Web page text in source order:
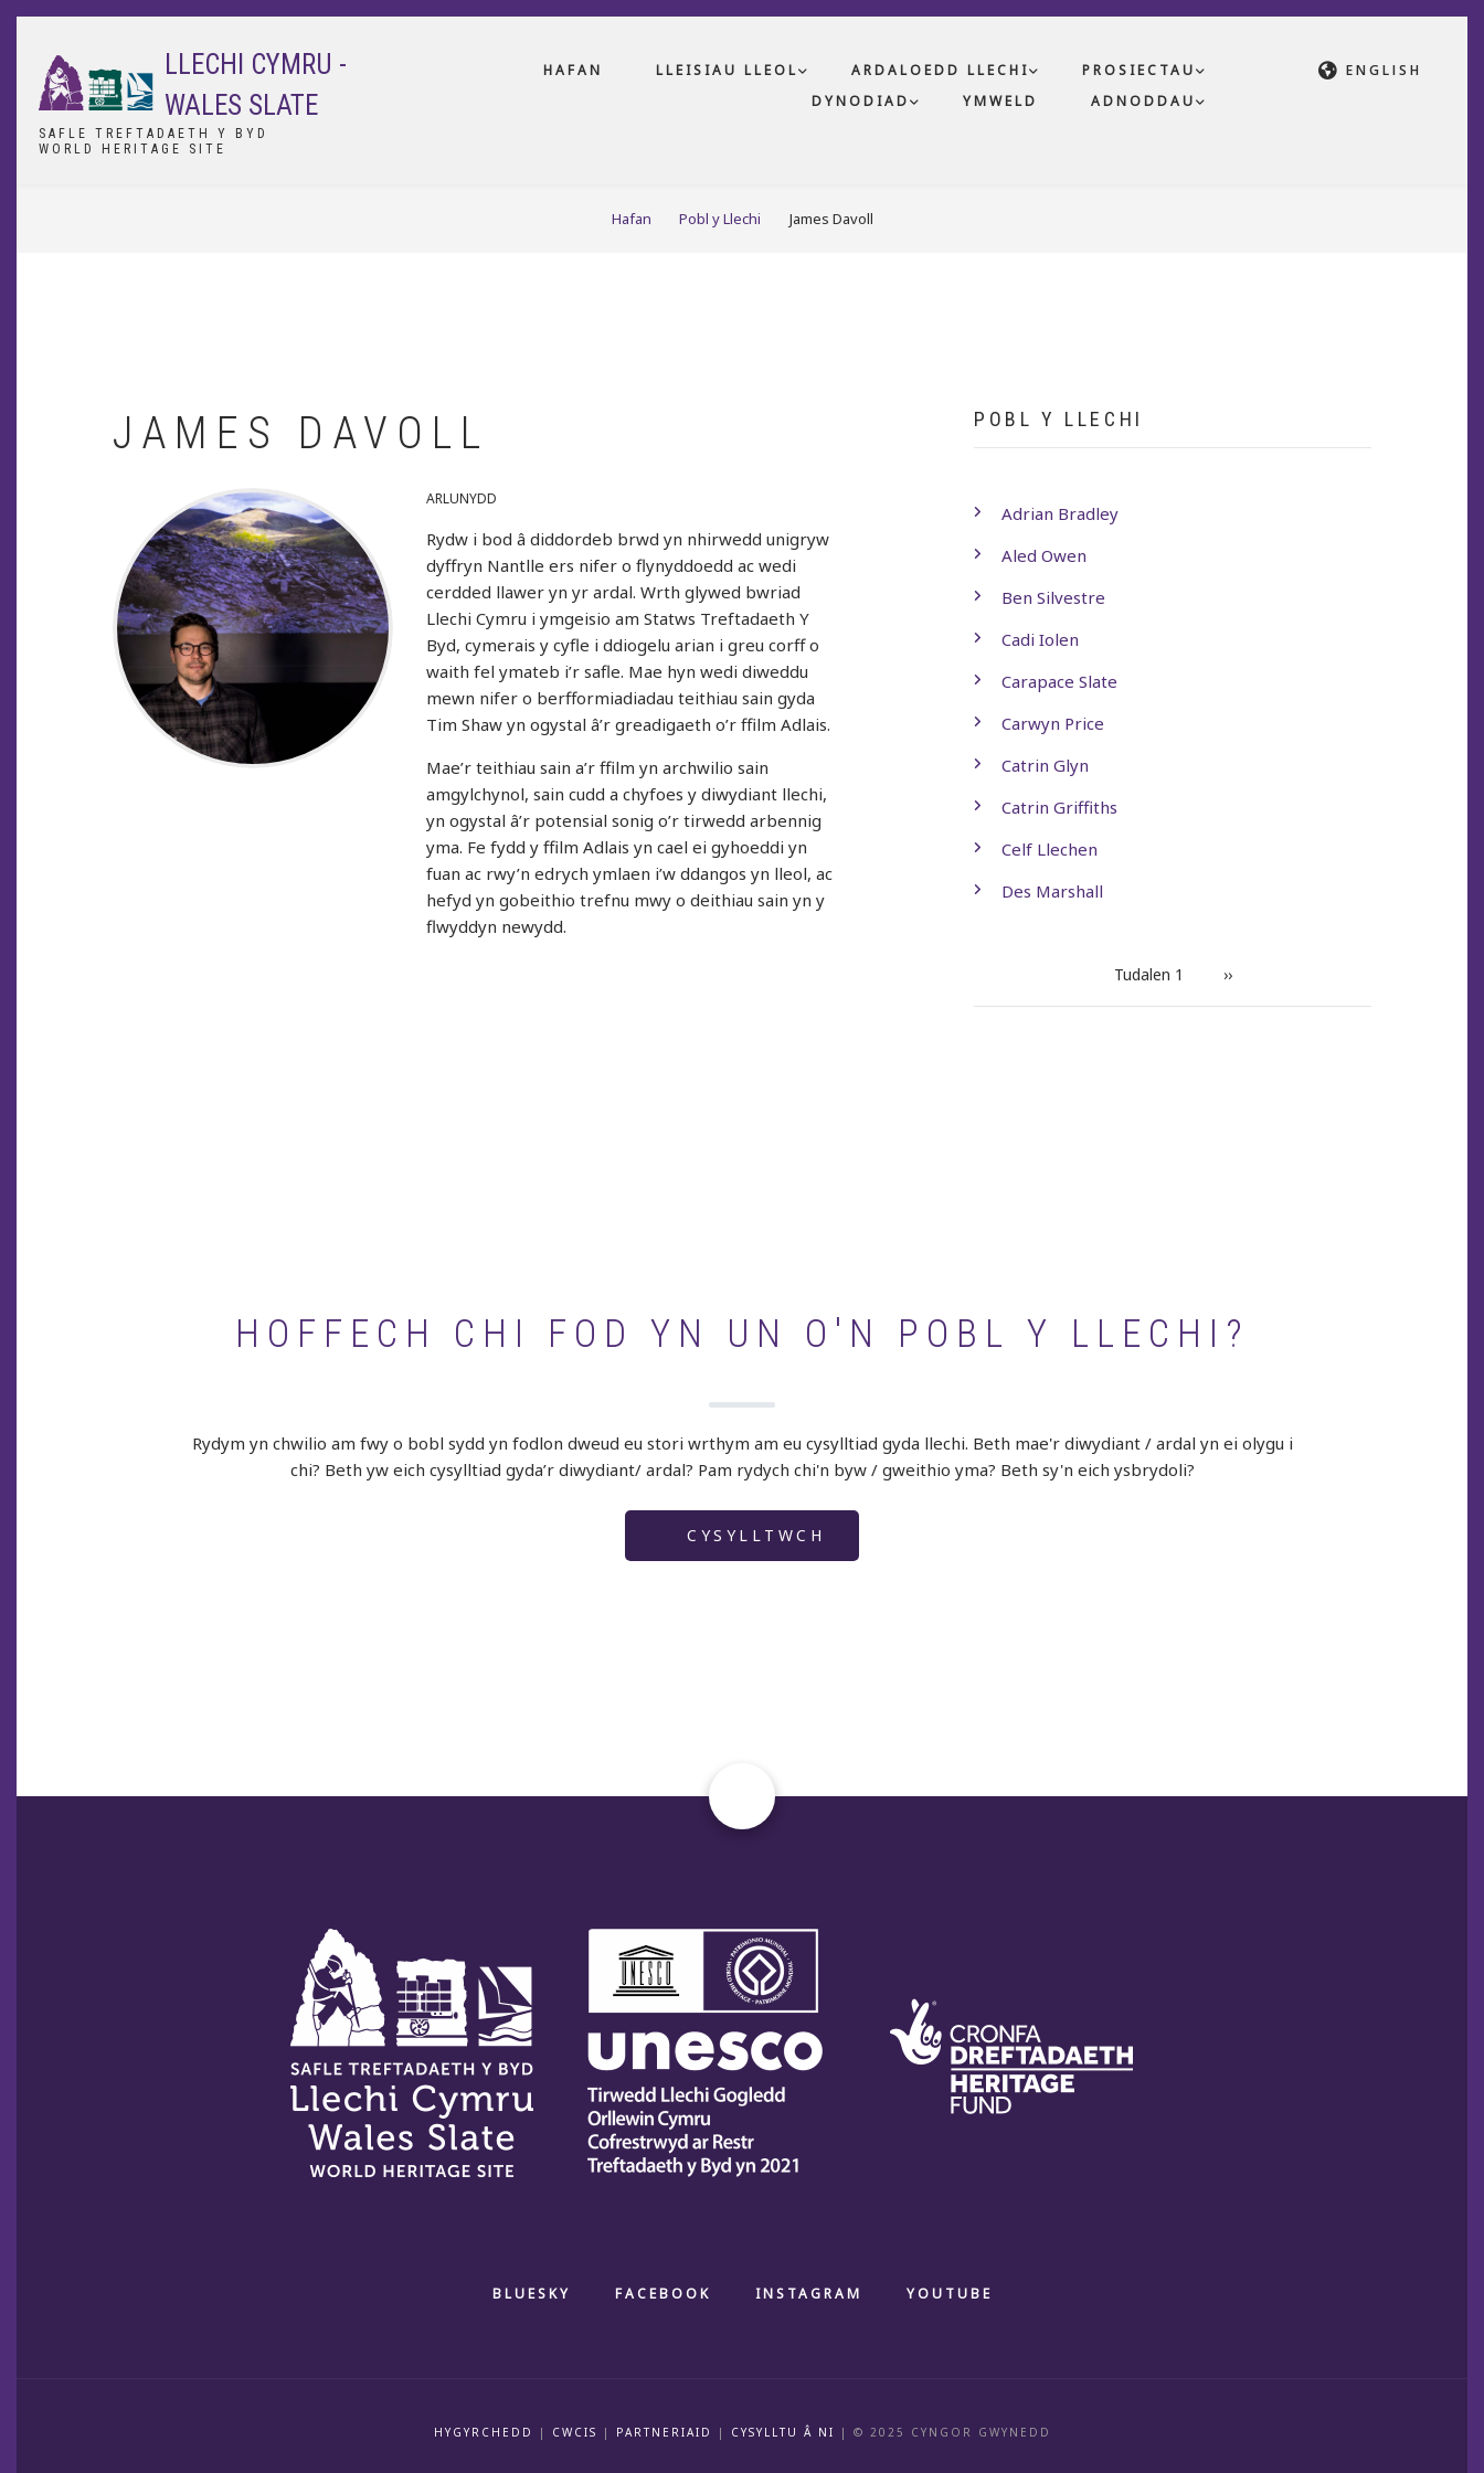
Skip
content
ENGLISH
LLECHI CYMRU -
WALES SLATE
SAFLE TREFTADAETH Y BYD
WORLD HERITAGE SITE
HAFAN LLEISIAU LLEOL ARDALOEDD LLECHI
PROSIECTAU
DYNODIAD
YMWELD ADNODDAU
Hafan Pobl y Llechi James Davoll
JAMES DAVOLL
ARLUNYDD
Rydw i bod â diddordeb brwd yn nhirwedd unigryw
dyffryn Nantlle ers nifer o flynyddoedd ac wedi
cerdded llawer yn yr ardal. Wrth glywed bwriad
Llechi Cymru i ymgeisio am Statws Treftadaeth Y
Byd, cymerais y cyfle i ddiogelu arian i greu corff o
waith fel ymateb i’r safle. Mae hyn wedi diweddu
mewn nifer o berfformiadiadau teithiau sain gyda
Tim Shaw yn ogystal â’r greadigaeth o’r ffilm Adlais.
Mae’r teithiau sain a’r ffilm yn archwilio sain
amgylchynol, sain cudd a chyfoes y diwydiant llechi,
yn ogystal â’r potensial sonig o’r tirwedd arbennig
yma. Fe fydd y ffilm Adlais yn cael ei gyhoeddi yn
fuan ac rwy’n edrych ymlaen i’w ddangos yn lleol, ac
hefyd yn gobeithio trefnu mwy o deithiau sain yn y
flwyddyn newydd.
POBL Y LLECHI
Adrian Bradley
Aled Owen
Ben Silvestre
Cadi Iolen
Carapace Slate
Carwyn Price
Catrin Glyn
Catrin Griffiths
Celf Llechen
Des Marshall
Tudalen 1 Next
››
HOFFECH CHI FOD YN UN O'N POBL Y LLECHI?
Rydym yn chwilio am fwy o bobl sydd yn fodlon dweud eu stori wrthym am eu cysylltiad gyda llechi. Beth mae'r diwydiant / ardal yn ei olygu i
chi? Beth yw eich cysylltiad gyda’r diwydiant/ ardal? Pam rydych chi'n byw / gweithio yma? Beth sy'n eich ysbrydoli?
CYSYLLTWCH
BLUESKY FACEBOOK INSTAGRAM YOUTUBE
HYGYRCHEDD | CWCIS | PARTNERIAID | CYSYLLTU Â NI | © 2025 CYNGOR GWYNEDD